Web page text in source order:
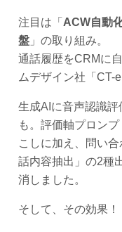
注目は「 ACW自動
盤」の取り組み。
通話履歴をCRMに
ムデザイン社「CT-
生成AIに音声認識
も。評価軸プロン
こしに加え、問い
話内容抽出」の2種
消しました。
そして、その効果！